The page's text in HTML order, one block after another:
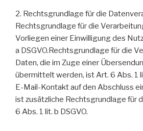
2. Rechtsgrundlage für die
Rechtsgrundlage für die
Vorliegen einer Einwilligung des
a DSGVO.Rechtsgrundlage für die
Daten, die im Zuge einer
übermittelt werden, ist Art. 6 Abs. 1
E-Mail-Kontakt auf den Abschluss
ist zusätzliche Rechtsgrundlage für
6 Abs. 1 lit. b DSGVO.